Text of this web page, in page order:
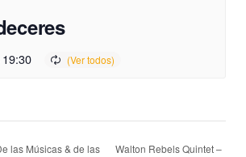
las Músicas & de las
Walton Rebels Quintet –